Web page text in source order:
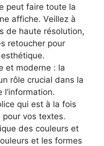
peut faire toute la
affiche. Veillez à
de haute résolution,
retoucher pour
esthétique.
et moderne : la
rôle crucial dans la
l’information.
qui est à la fois
vos textes.
des couleurs et
et les formes